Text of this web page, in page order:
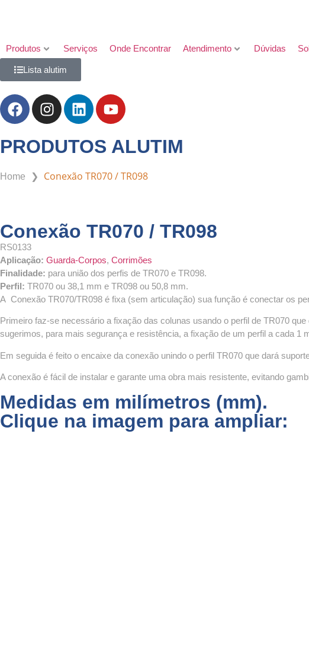
Produtos Serviços Onde Encontrar Atendimento Dúvidas
Lista alutim
PRODUTOS ALUTIM
Home ❯ Conexão TR070 / TR098
Conexão TR070 / TR098
RS0133
Aplicação: Guarda-Corpos, Corrimões
Finalidade: para união dos perfis de TR070 e TR098.
Perfil: TR070 ou 38,1 mm e TR098 ou 50,8 mm.
A Conexão TR070/TR098 é fixa (sem articulação) sua função é conectar os
Primeiro faz-se necessário a fixação das colunas usando o perfil de TR070
sugerimos, para mais segurança e resistência, a fixação de um perfil a cada 1
Em seguida é feito o encaixe da conexão unindo o perfil TR070 que dará
A conexão é fácil de instalar e garante uma obra mais resistente, evitando
Medidas em milímetros (mm).
Clique na imagem para ampliar: